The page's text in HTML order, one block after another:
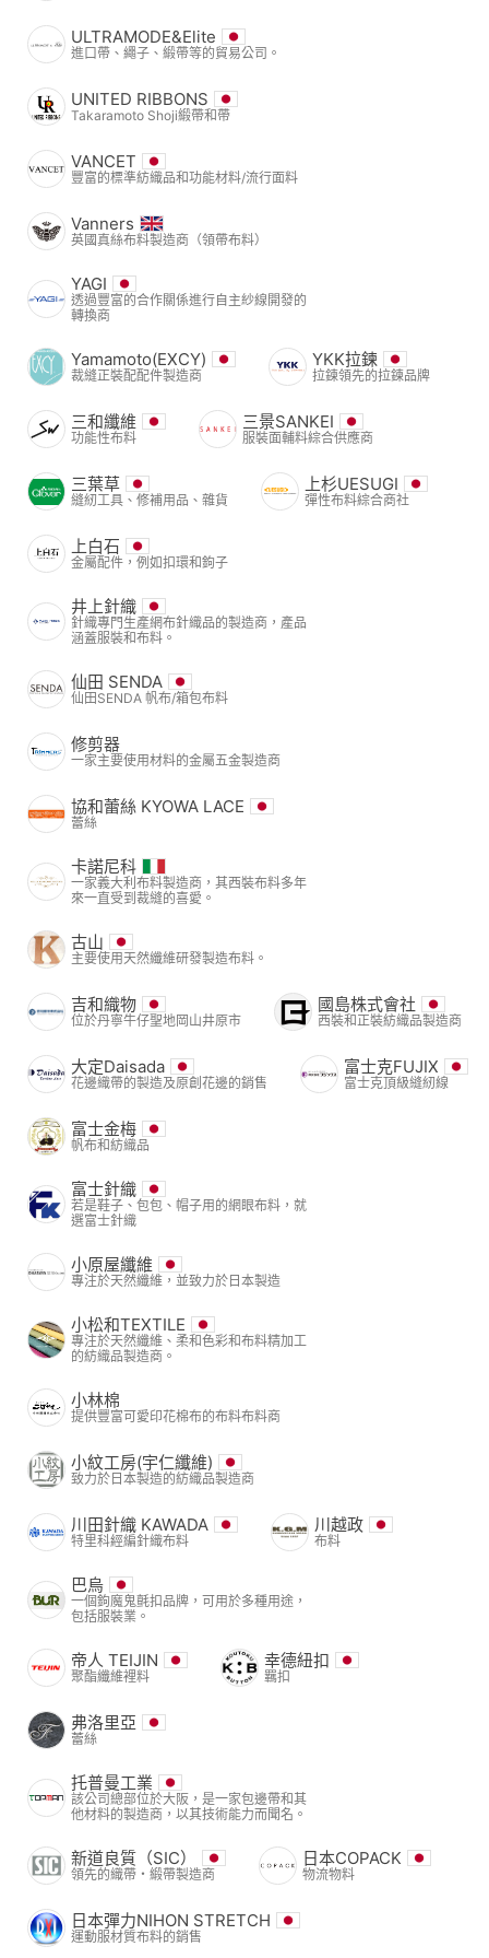
ULTRAMODE&Elite
進口帶、繩子、緞帶等的貿易公司。
UNITED RIBBONS
Takaramoto Shoji緞帶和帶
VANCET
豐富的標準紡織品和功能材料/流行面料
Vanners
英國真絲布料製造商（領帶布料）
YAGI
透過豐富的合作關係進行自主紗線開發的
轉換商
Yamamoto(EXCY)
裁縫正裝配配件製造商
YKK拉鍊
拉鍊領先的拉鍊品牌
三和纖維
功能性布料
三景SANKEI
服裝面輔料綜合供應商
三葉草
縫紉工具、修補用品、雜貨
上杉UESUGI
彈性布料綜合商社
上白石
金屬配件，例如扣環和鉤子
井上針織
針織專門生產網布針織品的製造商，產品
涵蓋服裝和布料。
仙田 SENDA
仙田SENDA 帆布/箱包布料
修剪器
一家主要使用材料的金屬五金製造商
協和蕾絲 KYOWA LACE
蕾絲
卡諾尼科
一家義大利布料製造商，其西裝布料多年
來一直受到裁縫的喜愛。
古山
主要使用天然纖維研發製造布料。
吉和織物
位於丹寧牛仔聖地岡山井原市
國島株式會社
西裝和正裝紡織品製造商
大定Daisada
花邊織帶的製造及原創花邊的銷售
富士克FUJIX
富士克頂級縫紉線
富士金梅
帆布和紡織品
富士針織
若是鞋子、包包、帽子用的網眼布料，就
選富士針織
小原屋纖維
專注於天然纖維，並致力於日本製造
小松和TEXTILE
專注於天然纖維、柔和色彩和布料精加工
的紡織品製造商。
小林棉
提供豐富可愛印花棉布的布料布料商
小紋工房(宇仁纖維)
致力於日本製造的紡織品製造商
川田針織 KAWADA
特里科經編針織布料
川越政
布料
巴烏
一個鉤魔鬼氈扣品牌，可用於多種用途，
包括服裝業。
帝人 TEIJIN
聚酯纖維裡料
幸德紐扣
羈扣
弗洛里亞
蕾絲
托普曼工業
該公司總部位於大阪，是一家包邊帶和其
他材料的製造商，以其技術能力而聞名。
新道良質（SIC）
領先的織帶・緞帶製造商
日本COPACK
物流物料
日本彈力NIHON STRETCH
運動服材質布料的銷售